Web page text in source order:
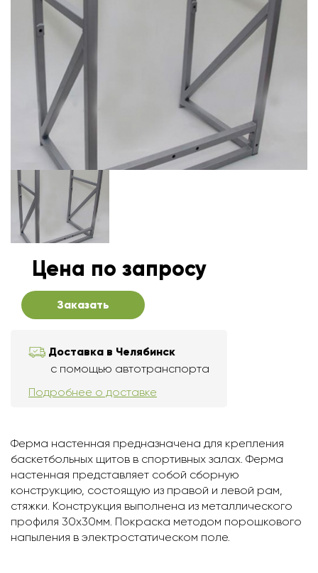
Цена по запросу
Заказать
Доставка в Челябинск
с помощью автотранспорта
Подробнее о доставке
Ферма настенная предназначена для крепления
баскетбольных щитов в спортивных залах. Ферма
настенная представляет собой сборную
конструкцию, состоящую из правой и левой рам,
стяжки. Конструкция выполнена из металлического
профиля 30х30мм. Покраска методом порошкового
напыления в электростатическом поле.